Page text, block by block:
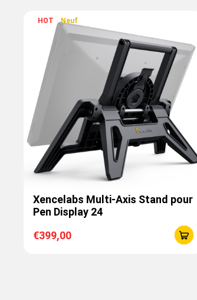
HOT Neuf
Xencelabs Multi-Axis Stand pour
Pen Display 24
€399,00